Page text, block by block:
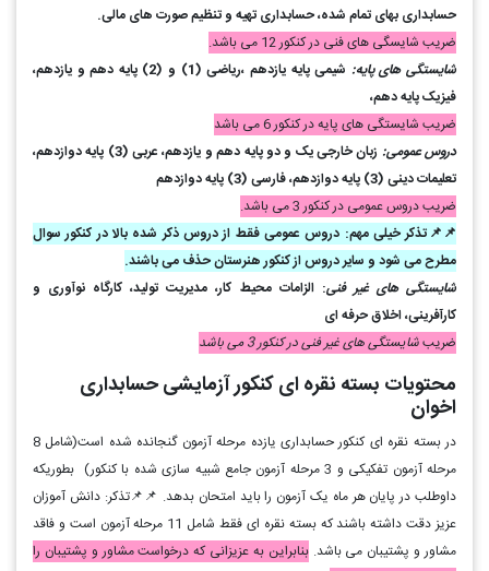
حسابداری بهای تمام شده، حسابداری تهیه و تنظیم صورت های مالی.
ضریب شایسگی های فنی در کنکور 12 می باشد.
شایستگی های پایه:
شیمی پایه یازدهم ،ریاضی (1) و (2) پایه دهم و یازدهم،
فیزیک پایه دهم،
ضریب شایستگی های پایه در کنکور 6 می باشد
دروس عمومی:
زبان خارجی یک و دو پایه دهم و یازدهم، عربی (3) پایه دوازدهم،
تعلیمات دینی (3) پایه دوازدهم، فارسی (3) پایه دوازدهم
ضریب دروس عمومی در کنکور 3 می باشد.
📌📌تذکر خیلی مهم: دروس عمومی فقط از دروس ذکر شده بالا در کنکور سوال
مطرح می شود و سایر دروس از کنکور هنرستان حذف می باشند.
شایستگی های غیر فنی: الزامات محیط کار، مدیریت تولید، کارگاه نوآوری و
کارآفرینی، اخلاق حرفه ای
ضریبشایستگی های غیر فنی در کنکور 3 می باشد
محتویات بسته نقره ای کنکور آزمایشی حسابداری
اخوان
در بسته نقره ای کنکور حسابداری یازده مرحله آزمون گنجانده شده است(شامل 8
مرحله آزمون تفکیکی و 3 مرحله آزمون جامع شبیه سازی شده با کنکور) بطوریکه
داوطلب در پایان هر ماه یک آزمون را باید امتحان بدهد. 📌📌تذکر: دانش آموزان
عزیز دقت داشته باشند که بسته نقره ای فقط شامل 11 مرحله آزمون است و فاقد
مشاور و پشتیبان می باشد.بنابراین به عزیزانی که درخواست مشاور و پشتیبان را